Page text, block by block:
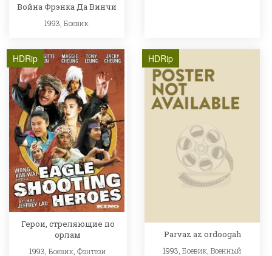
Война Фрэнка Да Винчи
1993,Боевик
HDRip
Герои, стреляющие по
орлам
1993,Боевик ,Фэнтези
HDRip
Parvaz az ordoogah
1993,Боевик,Военный